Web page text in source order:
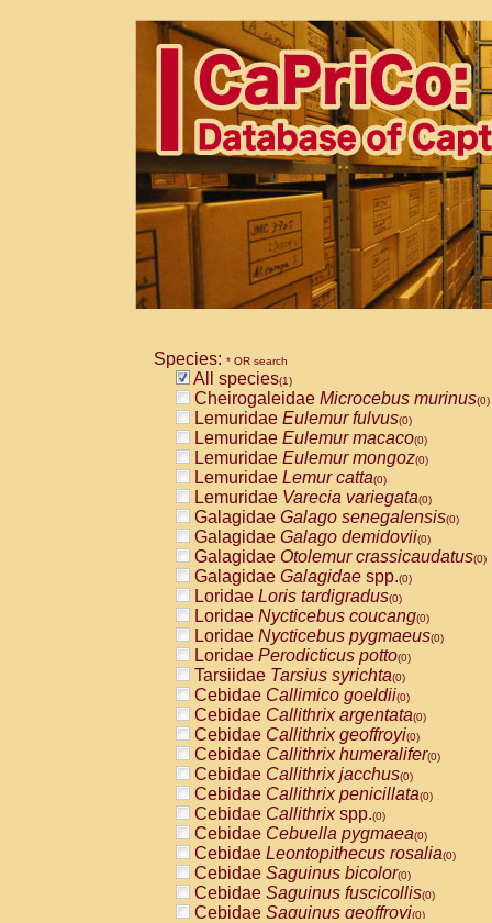
Species: * OR search
All species(1)
Cheirogaleidae Microcebus murinus(0)
Lemuridae Eulemur fulvus(0)
Lemuridae Eulemur macaco(0)
Lemuridae Eulemur mongoz(0)
Lemuridae Lemur catta(0)
Lemuridae Varecia variegata(0)
Galagidae Galago senegalensis(0)
Galagidae Galago demidovii(0)
Galagidae Otolemur crassicaudatus(0)
Galagidae Galagidae spp.(0)
Loridae Loris tardigradus(0)
Loridae Nycticebus coucang(0)
Loridae Nycticebus pygmaeus(0)
Loridae Perodicticus potto(0)
Tarsiidae Tarsius syrichta(0)
Cebidae Callimico goeldii(0)
Cebidae Callithrix argentata(0)
Cebidae Callithrix geoffroyi(0)
Cebidae Callithrix humeralifer(0)
Cebidae Callithrix jacchus(0)
Cebidae Callithrix penicillata(0)
Cebidae Callithrixspp.(0)
Cebidae Cebuella pygmaea(0)
Cebidae Leontopithecus rosalia(0)
Cebidae Saguinus bicolor(0)
Cebidae Saguinus fuscicollis(0)
Cebidae Saguinus geoffroyi(0)